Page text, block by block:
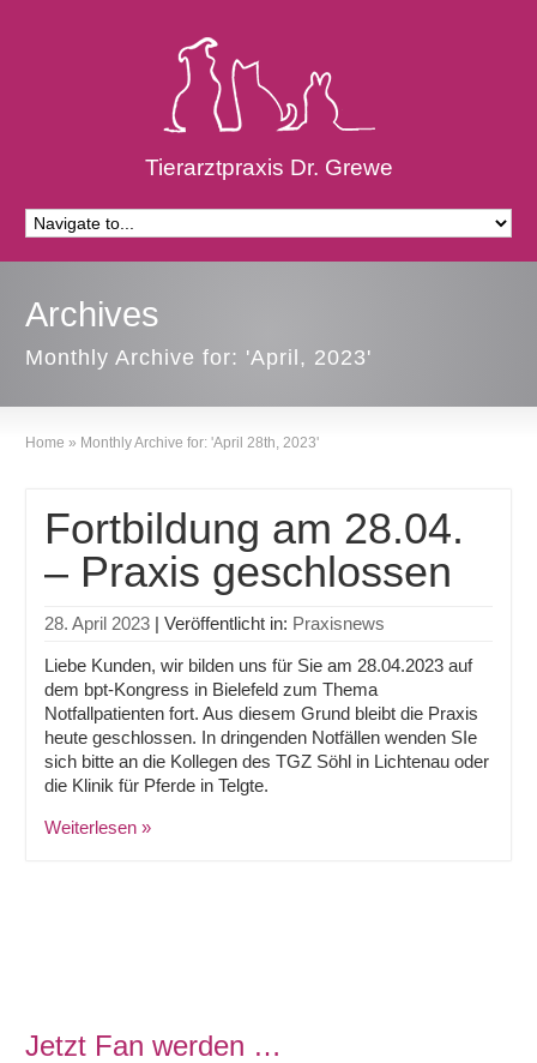
Tierarztpraxis Dr. Grewe
Archives
Monthly Archive for: 'April, 2023'
Home » Monthly Archive for: 'April 28th, 2023'
Fortbildung am 28.04.
– Praxis geschlossen
28. April 2023 | Veröffentlicht in: Praxisnews
Liebe Kunden, wir bilden uns für Sie am 28.04.2023 auf
dem bpt-Kongress in Bielefeld zum Thema
Notfallpatienten fort. Aus diesem Grund bleibt die Praxis
heute geschlossen. In dringenden Notfällen wenden SIe
sich bitte an die Kollegen des TGZ Söhl in Lichtenau oder
die Klinik für Pferde in Telgte.
Weiterlesen »
Jetzt Fan werden …